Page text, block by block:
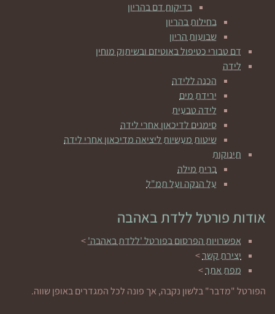
בדיקות דם בהריון
בחילות בהריון
שבועות הריון
דם טבורי כטיפול באוטיזם ובשיתוק מוחין
לידה
הכנה ללידה
ירידת מים
לידה טבעית
סימנים לדיכאון אחרי לידה
שיטות מעשיות ליציאה מדיכאון אחרי לידה
תינוקות
ברית מילה
על הנקה ועל תמ"ל
אודות פורטל ללדת באהבה
אפשרויות הפרסום בפורטל 'ללדת באהבה'>
יצירת קשר>
מפת אתר>
הפורטל "מדבר" בלשון נקבה, אך פונה לכל המגדרים באופן שווה.